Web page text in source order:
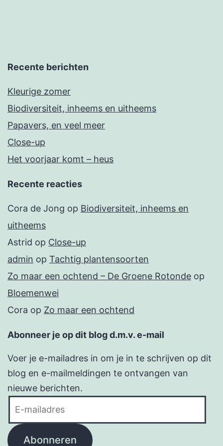
Recente berichten
Kleurige zomer
Biodiversiteit, inheems en uitheems
Papavers, en veel meer
Close-up
Het voorjaar komt – heus
Recente reacties
Cora de Jong op Biodiversiteit, inheems en
uitheems
Astrid op Close-up
admin op Tachtig plantensoorten
Zo maar een ochtend – De Groene Rotonde op
Bloemenwei
Cora op Zo maar een ochtend
Abonneer je op dit blog d.m.v. e-mail
Voer je e-mailadres in om je in te schrijven op dit
blog en e-mailmeldingen te ontvangen van
nieuwe berichten.
Abonneren